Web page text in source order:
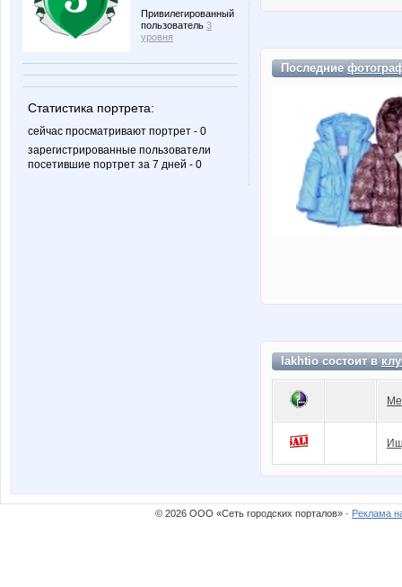
Привилегированный
пользователь 3
уровня
Статистика портрета:
сейчас просматривают портрет - 0
зарегистрированные пользователи
посетившие портрет за 7 дней - 0
Последние
lakhtio состоит в
© 2026 ООО «Сеть городских порталов» · Реклама